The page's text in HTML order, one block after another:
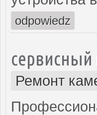
odpowiedz
сервисный
Ремонт